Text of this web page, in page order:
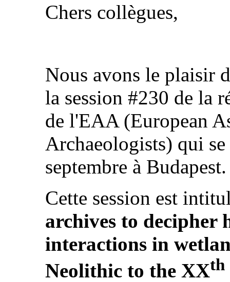
Chers collègues,
Nous avons le plaisir
la session #230 de la
de l'EAA (European
Archaeologists) qui
septembre à
Cette session est
archives to decipher
interactions in
Neolithic to the XXth